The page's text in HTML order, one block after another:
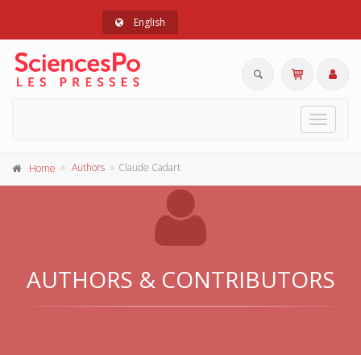
English
Toggle
Home Authors Claude Cadart
AUTHORS & CONTRIBUTORS